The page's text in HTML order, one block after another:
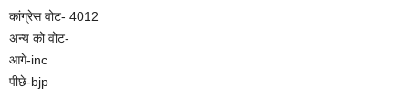
कांग्रेस वोट- 4012
अन्य को वोट-
आगे-inc
पीछे-bjp